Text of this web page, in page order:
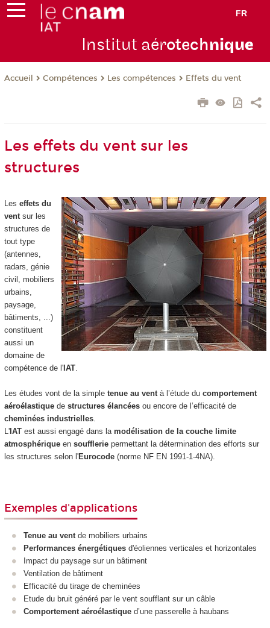
FR
Institut aérotechnique
Accueil Compétences Les compétences Effets du vent
Les effets du vent sur les
structures
Les effets du
ventsur les
structures de
tout type
(antennes,
radars, génie
civil, mobiliers
urbains,
paysage,
bâtiments, ...)
constituent
aussi un
domaine de
compétence de l'IAT.
Les études vont de la simple tenue au ventà l’étude du comportement
aéroélastiquede structures élancéesou encore de l’efficacité de
cheminées industrielles.
L'IATest aussi engagé dans lamodélisation de la couche limite
atmosphériqueen souffleriepermettant la détermination des efforts sur
les structures selon l'Eurocode(norme NF EN 1991-1-4NA).
Exemples d'applications
Tenue au ventde mobiliers urbains
Performances énergétiques d'éoliennes verticales et horizontales
Impact du paysage sur un bâtiment
Ventilation de bâtiment
Efficacité du tirage de cheminées
Etude du bruit généré par le vent soufflant sur un câble
Comportement aéroélastique d’une passerelle à haubans